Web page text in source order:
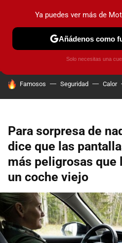
PRUEBAS COCHES
HOY SE HABLA DE
Famosos Seguridad Calor
Para sorpresa de
dice que las
más peligrosas que
un coche viejo
Ya puedes ver más de
Añádenos como
Solo necesitas una